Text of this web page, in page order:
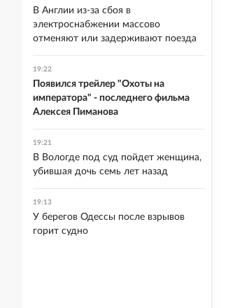
В Англии из-за сбоя в
электроснабжении массово
отменяют или задерживают поезда
19:22
Появился трейлер "Охоты на
императора" - последнего фильма
Алексея Пиманова
19:21
В Вологде под суд пойдет женщина,
убившая дочь семь лет назад
19:13
У берегов Одессы после взрывов
горит судно